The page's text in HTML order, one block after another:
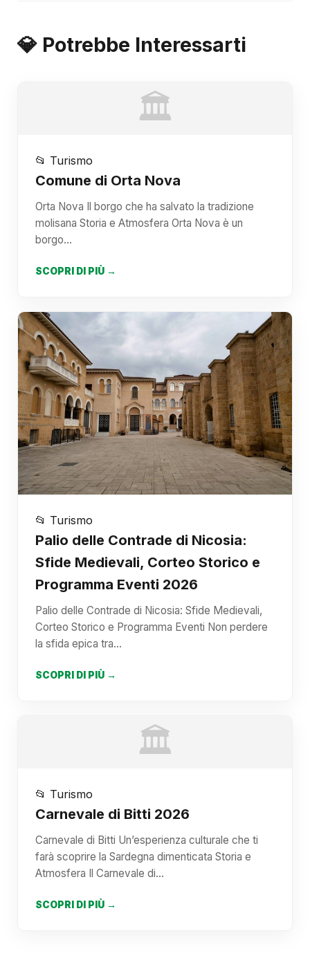
💎 Potrebbe Interessarti
🏛️
📂 Turismo
Comune di Orta Nova
Orta Nova Il borgo che ha salvato la tradizione
molisana Storia e Atmosfera Orta Nova è un
borgo…
SCOPRI DI PIÙ →
📂 Turismo
Palio delle Contrade di Nicosia:
Sfide Medievali, Corteo Storico e
Programma Eventi 2026
Palio delle Contrade di Nicosia: Sfide Medievali,
Corteo Storico e Programma Eventi Non perdere
la sfida epica tra…
SCOPRI DI PIÙ →
🏛️
📂 Turismo
Carnevale di Bitti 2026
Carnevale di Bitti Un’esperienza culturale che ti
farà scoprire la Sardegna dimenticata Storia e
Atmosfera Il Carnevale di…
SCOPRI DI PIÙ →